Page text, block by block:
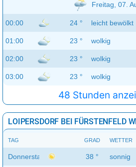
Freitag, 07.
00:00 24 ° leicht bewölkt
01:00 23 ° wolkig
02:00 23 ° wolkig
03:00 23 ° wolkig
48 Stunden
LOIPERSDORF BEI FÜRSTENFELD
TAG GRAD WETTER
Donnerstag 38 ° sonnig